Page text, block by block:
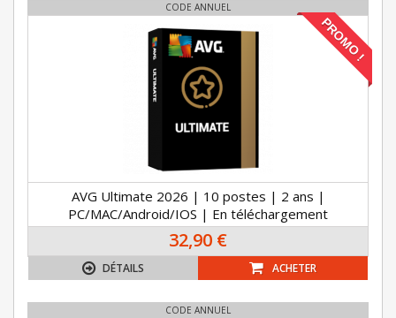
CODE ANNUEL
PROMO !
AVG Ultimate 2026 | 10 postes | 2 ans |
PC/MAC/Android/IOS | En téléchargement
32,90 €
DÉTAILS ACHETER
CODE ANNUEL